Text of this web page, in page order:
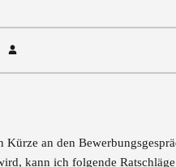
Kürze an den
kann ich folgende Ratschläge